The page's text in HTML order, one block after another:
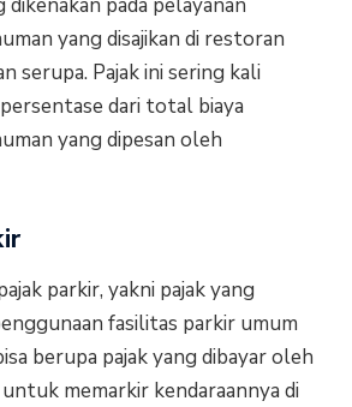
yang disajikan di restoran
serupa. Pajak ini sering kali
dari total biaya
yang dipesan oleh
parkir, yakni pajak yang
fasilitas parkir umum
berupa pajak yang dibayar oleh
memarkir kendaraannya di